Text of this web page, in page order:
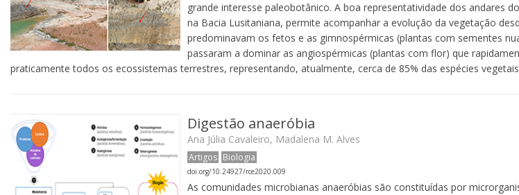
grande interesse paleobotânico. A boa representatividade dos andares
na Bacia Lusitaniana, permite acompanhar a evolução da vegetação
predominavam os fetos e as gimnospérmicas (plantas com sementes
passaram a dominar as angiospérmicas (plantas com flor) que
praticamente todos os ecossistemas terrestres, representando, atualmente, cerca de 85% das espécies
Digestão anaeróbia
Ana Júlia Cavaleiro, Madalena M. Alves
Artigos Biologia
doi.org/10.24927/rce2020.009
As comunidades microbianas anaeróbias são constituídas por